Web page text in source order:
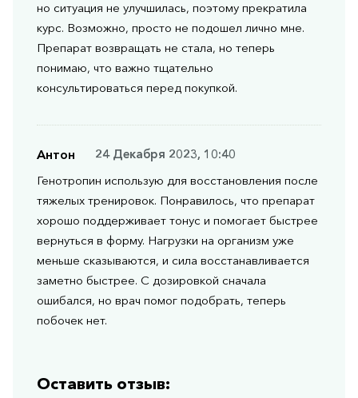
но ситуация не улучшилась, поэтому прекратила
курс. Возможно, просто не подошел лично мне.
Препарат возвращать не стала, но теперь
понимаю, что важно тщательно
консультироваться перед покупкой.
Антон
24 Декабря 2023, 10:40
Генотропин использую для восстановления после
тяжелых тренировок. Понравилось, что препарат
хорошо поддерживает тонус и помогает быстрее
вернуться в форму. Нагрузки на организм уже
меньше сказываются, и сила восстанавливается
заметно быстрее. С дозировкой сначала
ошибался, но врач помог подобрать, теперь
побочек нет.
Оставить отзыв: